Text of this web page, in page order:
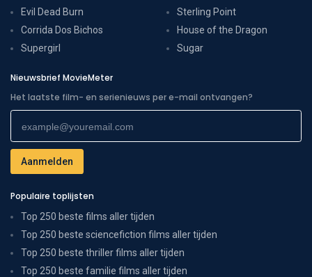
Evil Dead Burn
Corrida Dos Bichos
Supergirl
Sterling Point
House of the Dragon
Sugar
Nieuwsbrief MovieMeter
Het laatste film- en serienieuws per e-mail ontvangen?
Populaire toplijsten
Top 250 beste films aller tijden
Top 250 beste sciencefiction films aller tijden
Top 250 beste thriller films aller tijden
Top 250 beste familie films aller tijden